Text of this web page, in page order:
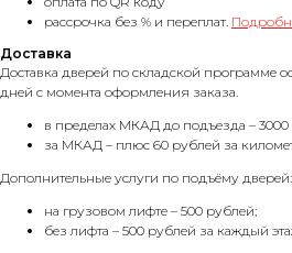
рассрочка без % и переплат.
Доставка
Доставка дверей по складской программе
дней с момента оформления заказа.
в пределах МКАД до подъезда – 3000
за МКАД – плюс 60 рублей за
Дополнительные услуги по подъёму дверей:
на грузовом лифте – 500 рублей;
без лифта – 500 рублей за каждый